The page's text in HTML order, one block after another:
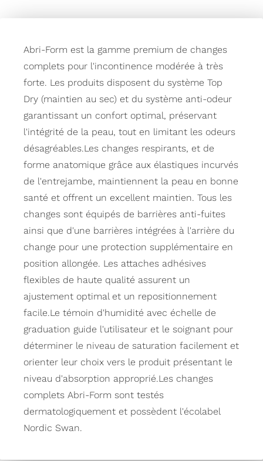
Abri-Form est la gamme premium de changes
complets pour l'incontinence modérée à très
forte. Les produits disposent du système Top
Dry (maintien au sec) et du système anti-odeur
garantissant un confort optimal, préservant
l'intégrité de la peau, tout en limitant les odeurs
désagréables.Les changes respirants, et de
forme anatomique grâce aux élastiques incurvés
de l'entrejambe, maintiennent la peau en bonne
santé et offrent un excellent maintien. Tous les
changes sont équipés de barrières anti-fuites
ainsi que d'une barrières intégrées à l'arrière du
change pour une protection supplémentaire en
position allongée. Les attaches adhésives
flexibles de haute qualité assurent un
ajustement optimal et un repositionnement
facile.Le témoin d'humidité avec échelle de
graduation guide l'utilisateur et le soignant pour
déterminer le niveau de saturation facilement et
orienter leur choix vers le produit présentant le
niveau d'absorption approprié.Les changes
complets Abri-Form sont testés
dermatologiquement et possèdent l'écolabel
Nordic Swan.